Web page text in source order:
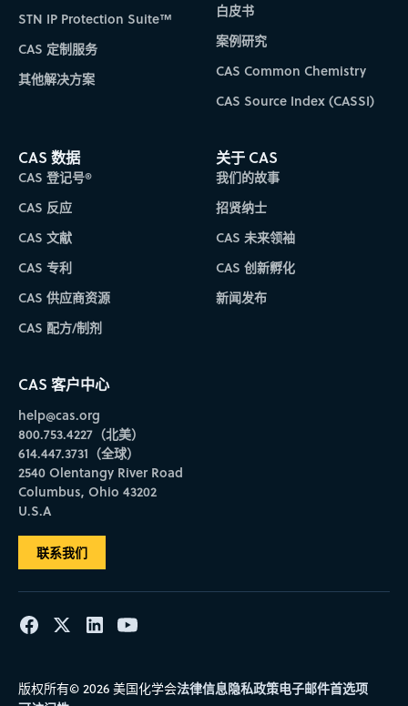
STN IP Protection Suite™
CAS 定制服务
其他解决方案
白皮书
案例研究
CAS Common Chemistry
CAS Source Index (CASSI)
CAS 数据
CAS 登记号®
CAS 反应
CAS 文献
CAS 专利
CAS 供应商资源
CAS 配方/制剂
关于 CAS
我们的故事
招贤纳士
CAS 未来领袖
CAS 创新孵化
新闻发布
CAS 客户中心
help@cas.org
800.753.4227（北美）
614.447.3731（全球）
2540 Olentangy River Road
Columbus, Ohio 43202
U.S.A
联系我们
版权所有© 2026 美国化学会法律信息隐私政策电子邮件首选项